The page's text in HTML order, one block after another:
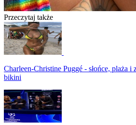
Przeczytaj także
Charleen-Christine Puggé - słońce, plaża i
bikini